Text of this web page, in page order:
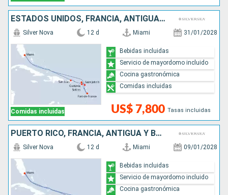
ESTADOS UNIDOS, FRANCIA, ANTIGUA Y BARBUDA, PUERTO RICO
Comidas incluidas
Silver Nova 12 d Miami 31/01/2028
US$ 7,800 Tasas incluidas
Bebidas incluidas
Servicio de mayordomo incluido
Cocina gastronómica
Comidas incluidas
PUERTO RICO, FRANCIA, ANTIGUA Y BARBUDA, ESTADOS UNIDOS
Silver Nova 12 d Miami 09/01/2028
Bebidas incluidas
Servicio de mayordomo incluido
Cocina gastronómica